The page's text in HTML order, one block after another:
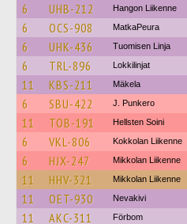
6 UHB-212 Hangon Liikenne
6 OCS-908 MatkaPeura
6 UHK-436 Tuomisen Linja
6 TRL-896 Lokkilinjat
11 KBS-211 Mäkela
6 SBU-422 J. Punkero
11 TOB-191 Hellsten Soini
6 VKL-806 Kokkolan Liikenne
6 HJX-247 Mikkolan Liikenne
11 HHV-321 Mikkolan Liikenne
11 OET-930 Nevakivi
11 AKC-311 Förbom